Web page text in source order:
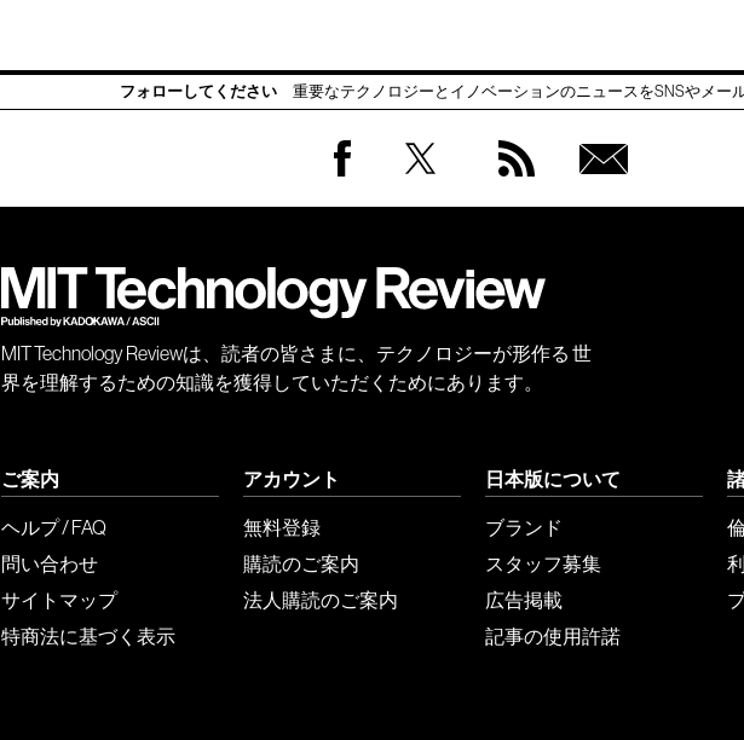
フォローしてください 重要なテクノロジーとイノベーションのニュースをSNSやメー
会員
MIT Technology Reviewは、読者の皆さまに、テクノロジーが形作る 世
界を理解するための知識を獲得していただくためにあります。
ご案内
ヘルプ / FAQ
問い合わせ
サイトマップ
特商法に基づく表示
アカウント
無料登録
購読のご案内
法人購読のご案内
日本版について
ブランド
スタッフ募集
広告掲載
記事の使用許諾